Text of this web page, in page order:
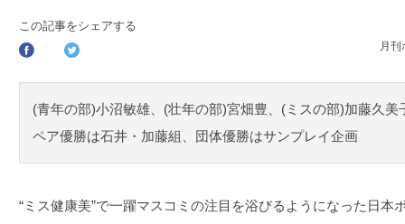
この記事をシェアする
月
(青年の部)小沼敏雄、(壮年の部)宮畑豊、(ミスの部)加藤久美
ペア優勝は石井・加藤組、団体優勝はサンプレイ企画
“ミス健康美”で一躍マスコミの注目を浴びるようになった日本